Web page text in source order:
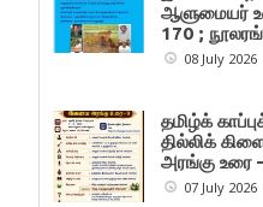
ஆளுமையர்
170 ;
08 July 2026
தமிழ்க்
தில்லிக்
அரங்கு உரை
07 July 2026